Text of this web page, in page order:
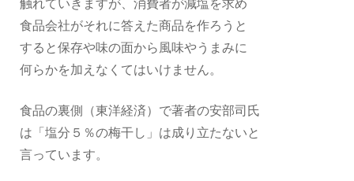
触れていきますが、消費者が減塩を求め
食品会社がそれに答えた商品を作ろうと
すると保存や味の面から風味やうまみに
何らかを加えなくてはいけません。
食品の裏側（東洋経済）で著者の安部司氏
は「塩分５％の梅干し」は成り立たないと
言っています。